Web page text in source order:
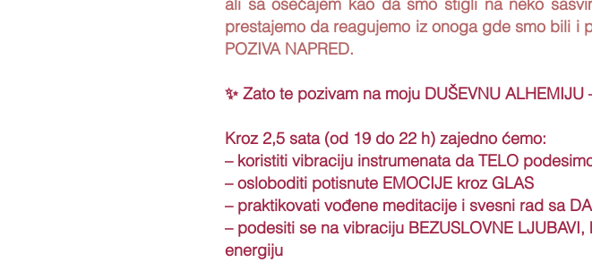
prestajemo da reagujemo iz onoga gde smo bili i
POZIVA NAPRED.
✨ Zato te pozivam na moju DUŠEVNU ALHEMIJU
Kroz 2,5 sata (od 19 do 22 h) zajedno ćemo:
– koristiti vibraciju instrumenata da TELO
– osloboditi potisnute EMOCIJE kroz GLAS
– praktikovati vođene meditacije i svesni rad sa
– podesiti se na vibraciju BEZUSLOVNE
energiju